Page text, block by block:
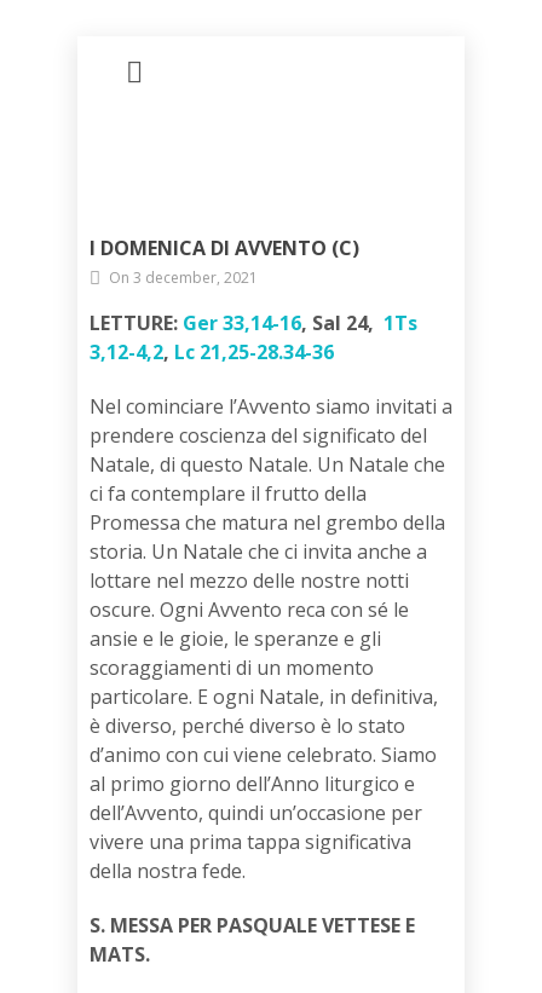
I DOMENICA DI AVVENTO (C)
On 3 december, 2021
LETTURE: Ger 33,14-16, Sal 24, 1Ts
3,12-4,2, Lc 21,25-28.34-36
Nel cominciare l’Avvento siamo invitati a
prendere coscienza del significato del
Natale, di questo Natale. Un Natale che
ci fa contemplare il frutto della
Promessa che matura nel grembo della
storia. Un Natale che ci invita anche a
lottare nel mezzo delle nostre notti
oscure. Ogni Avvento reca con sé le
ansie e le gioie, le speranze e gli
scoraggiamenti di un momento
particolare. E ogni Natale, in definitiva,
è diverso, perché diverso è lo stato
d’animo con cui viene celebrato. Siamo
al primo giorno dell’Anno liturgico e
dell’Avvento, quindi un’occasione per
vivere una prima tappa significativa
della no­stra fede.
S. MESSA PER PASQUALE VETTESE E
MATS.